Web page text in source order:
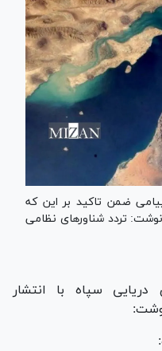
ضمن تاکید بر این که
‏تردد شناور‌های نظامی
دریایی سپاه با انتشار